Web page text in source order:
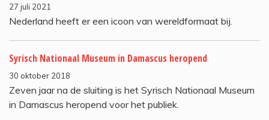
27 juli 2021
Nederland heeft er een icoon van wereldformaat bij.
Syrisch Nationaal Museum in Damascus heropend
30 oktober 2018
Zeven jaar na de sluiting is het Syrisch Nationaal Museum
in Damascus heropend voor het publiek.